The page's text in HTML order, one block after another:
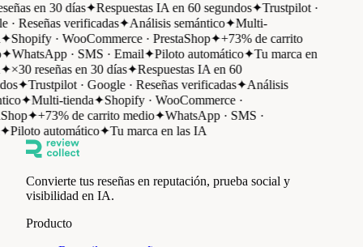
en 30 días✦Respuestas IA en 60 segundos✦Trustpilot ·
· Reseñas verificadas✦Análisis semántico✦Multi-
Shopify · WooCommerce · PrestaShop✦+73% de carrito
WhatsApp · SMS · Email✦Piloto automático✦Tu marca en
×30 reseñas en 30 días✦Respuestas IA en 60
✦Trustpilot · Google · Reseñas verificadas✦Análisis
✦Multi-tienda✦Shopify · WooCommerce ·
✦+73% de carrito medio✦WhatsApp · SMS ·
Piloto automático✦Tu marca en las IA
Convierte tus reseñas en reputación, prueba social y
visibilidad en IA.
Producto